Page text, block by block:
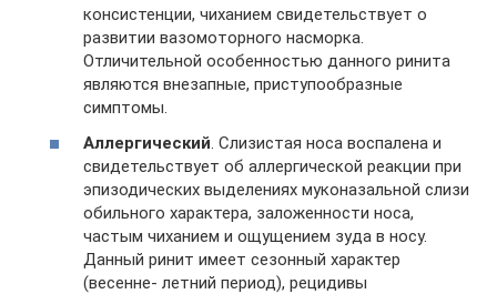
консистенции, чиханием свидетельствует о
развитии вазомоторного насморка.
Отличительной особенностью данного ринита
являются внезапные, приступообразные
симптомы.
Аллергический. Слизистая носа воспалена и
свидетельствует об аллергической реакции при
эпизодических выделениях муконазальной слизи
обильного характера, заложенности носа,
частым чиханием и ощущением зуда в носу.
Данный ринит имеет сезонный характер
(весенне- летний период), рецидивы